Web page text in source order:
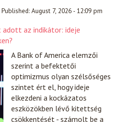
Published:August 7, 2026 - 12:09 pm
az indikátor: ideje
A Bank of America elemzői
szerint a befektetői
optimizmus olyan szélsőséges
szintet ért el, hogy ideje
elkezdeni a kockázatos
eszközökben lévő kitettség
csökkentését - számolt be a